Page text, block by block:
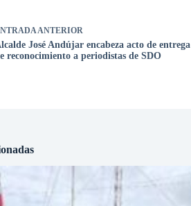
ANTERIOR
José Andújar encabeza acto de entrega
reconocimiento a periodistas de SDO